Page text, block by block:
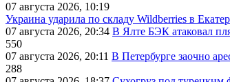
07 августа 2026, 10:19
Украина ударила по складу Wildberries в
07 августа 2026, 20:34 В Ялте БЭК атаковал
550
07 августа 2026, 20:11 В Петербурге заочно
288